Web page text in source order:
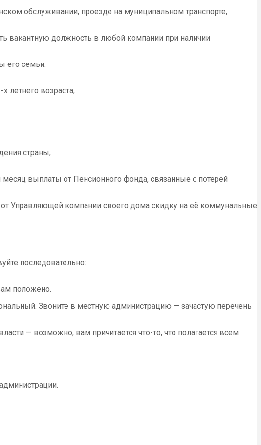
обслуживании, проезде на муниципальном транспорте,
вакантную должность в любой компании при наличии
его семьи:
летнего возраста;
страны;
выплаты от Пенсионного фонда, связанные с потерей
Управляющей компании своего дома скидку на её коммунальные
последовательно:
положено.
Звоните в местную администрацию — зачастую перечень
— возможно, вам причитается что-то, что полагается всем